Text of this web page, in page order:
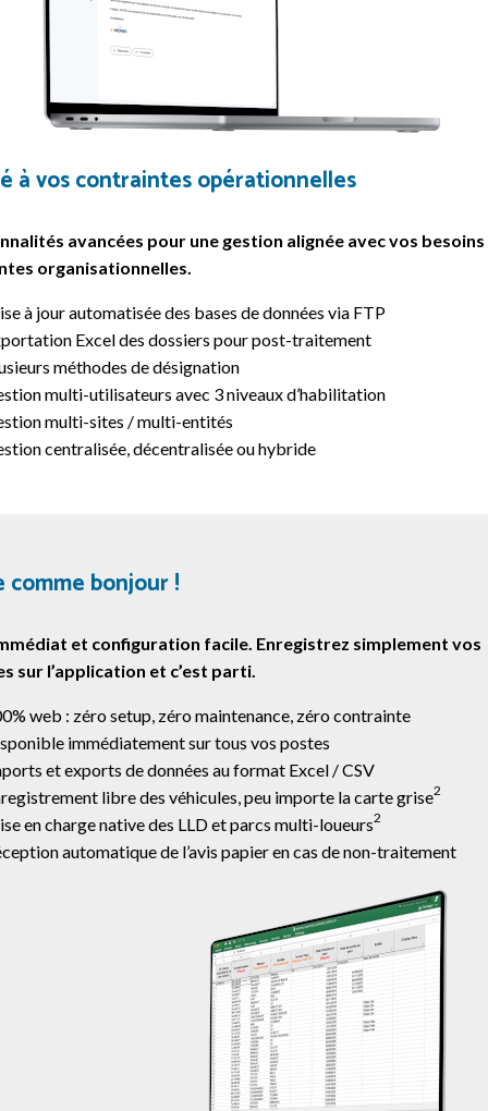
à vos contraintes opérationnelles
avancées pour une gestion alignée avec vos
organisationnelles.
à jour automatisée des bases de données via FTP
Excel des dossiers pour post-traitement
méthodes de désignation
multi-utilisateurs avec 3 niveaux d’habilitation
multi-sites / multi-entités
centralisée, décentralisée ou hybride
comme bonjour !
et configuration facile. Enregistrez simplement vos
sur l’application et c’est parti.
web : zéro setup, zéro maintenance, zéro contrainte
immédiatement sur tous vos postes
et exports de données au format Excel / CSV
libre des véhicules, peu importe la carte grise2
en charge native des LLD et parcs multi-loueurs2
automatique de l’avis papier en cas de non-traitement